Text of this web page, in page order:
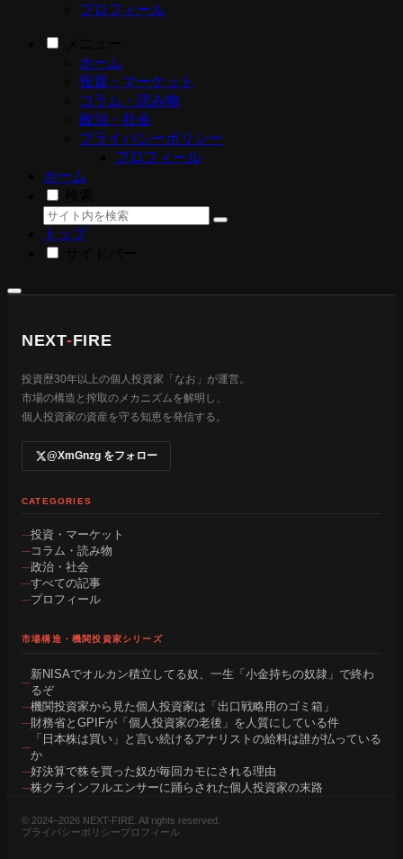
プロフィール
ホーム
投資・マーケット
コラム・読み物
政治・社会
プライバシーポリシー
プロフィール
ホーム
トップ
NEXT-FIRE
投資歴30年以上の個人投資家「なお」が運営。
市場の構造と搾取のメカニズムを解明し、
個人投資家の資産を守る知恵を発信する。
@XmGnzg をフォロー
CATEGORIES
投資・マーケット
コラム・読み物
政治・社会
すべての記事
プロフィール
市場構造・機関投資家シリーズ
新NISAでオルカン積立してる奴、一生「小金持ちの奴隷」で終わ
るぞ
機関投資家から見た個人投資家は「出口戦略用のゴミ箱」
財務省とGPIFが「個人投資家の老後」を人質にしている件
「日本株は買い」と言い続けるアナリストの給料は誰が払っている
か
好決算で株を買った奴が毎回カモにされる理由
株クラインフルエンサーに踊らされた個人投資家の末路
© 2024–2026 NEXT-FIRE. All rights reserved.
プライバシーポリシープロフィール